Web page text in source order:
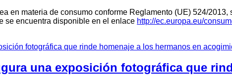
en materia de consumo conforme Reglamento (UE) 524/
se encuentra disponible en el enlace http://ec.europa.eu/
una exposición fotográfica que